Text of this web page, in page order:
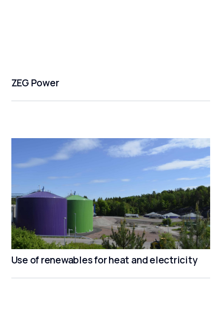
ZEG Power
Use of renewables for heat and electricity